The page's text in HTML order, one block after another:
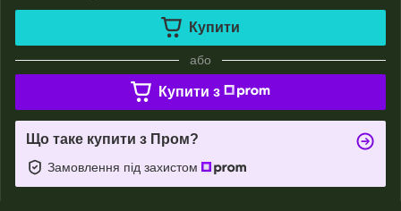
Купити
або
Купити з
Що таке купити з Пром?
Замовлення під захистом